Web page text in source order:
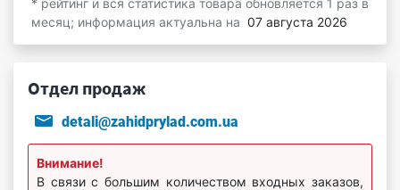
месяц; информация актуальна на 07 августа 2026
Отдел продаж
detali@zahidprylad.com.ua
Внимание!
В связи с большим количеством входных заказов,